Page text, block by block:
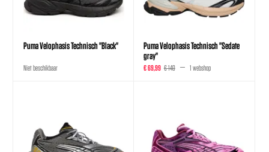
Puma Velophasis Technisch "Black"
Niet beschikbaar
Puma Velophasis Technisch "Sedate
gray"
€ 69,99 € 140 1 webshop